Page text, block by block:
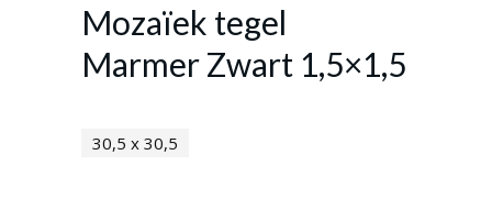
Mozaïek tegel
Marmer Zwart 1,5×1,5
30,5 x 30,5